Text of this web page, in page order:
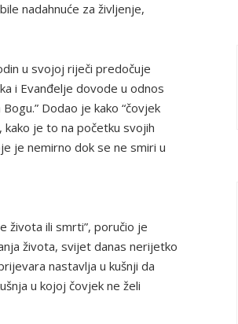
nadahnuće za življenje,
u svojoj riječi predočuje
i Evanđelje dovode u odnos
Dodao je kako “čovjek
je to na početku svojih
je nemirno dok se ne smiri u
života ili smrti”, poručio je
života, svijet danas nerijetko
nastavlja u kušnji da
u kojoj čovjek ne želi